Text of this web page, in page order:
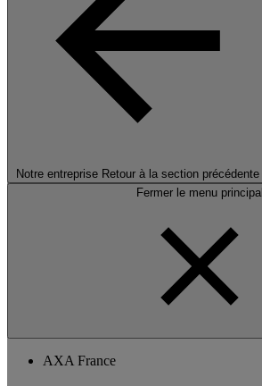
Notre entreprise Retour à la section précédente
Fermer le menu principal
AXA France